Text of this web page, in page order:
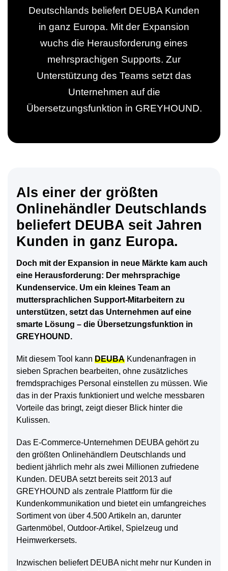
E‑Rechnungspflicht 2025
automatisiert, rechtssicher.
Dein Eigenbetrieb, überwacht durch uns
Casestudies
Termine und Events
Live Demos & Webinare
Newsletter
Kontakt
Support & Service
Häufige Fragen
Handbuch
Lizenzinformationen
Status
Deutschlands beliefert DEUBA Kunden
in ganz Europa. Mit der Expansion
wuchs die Herausforderung eines
mehrsprachigen Supports. Zur
Unterstützung des Teams setzt das
Unternehmen auf die
Übersetzungsfunktion in GREYHOUND.
Als einer der größten
Onlinehändler Deutschlands
beliefert DEUBA seit Jahren
Kunden in ganz Europa.
Doch mit der Expansion in neue Märkte kam auch
eine Herausforderung: Der mehrsprachige
Kundenservice. Um ein kleines Team an
muttersprachlichen Support-Mitarbeitern zu
unterstützen, setzt das Unternehmen auf eine
smarte Lösung – die Übersetzungsfunktion in
GREYHOUND.
Mit diesem Tool kann DEUBAKundenanfragen in
sieben Sprachen bearbeiten, ohne zusätzliches
fremdsprachiges Personal einstellen zu müssen. Wie
das in der Praxis funktioniert und welche messbaren
Vorteile das bringt, zeigt dieser Blick hinter die
Kulissen.
Das E-Commerce-Unternehmen DEUBA gehört zu
den größten Onlinehändlern Deutschlands und
bedient jährlich mehr als zwei Millionen zufriedene
Kunden. DEUBA setzt bereits seit 2013 auf
GREYHOUND als zentrale Plattform für die
Kundenkommunikation und bietet ein umfangreiches
Sortiment von über 4.500 Artikeln an, darunter
Gartenmöbel, Outdoor-Artikel, Spielzeug und
Heimwerkersets.
Inzwischen beliefert DEUBA nicht mehr nur Kunden in